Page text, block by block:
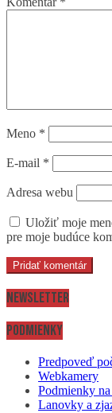
Meno *
E-mail *
Adresa webu
Uložiť moje
pre moje budúce
Newsletter
Podmienky
Predpoveď
Webkamery
Podmienky
Lanovky a